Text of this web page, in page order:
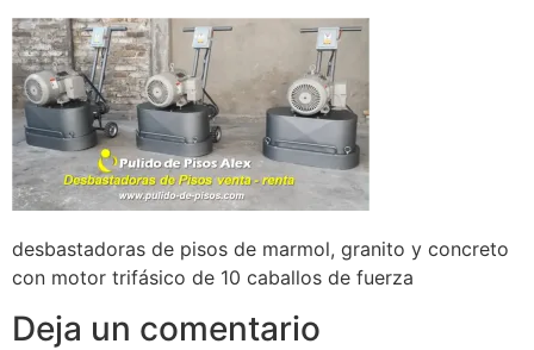
desbastadoras de pisos de marmol, granito y concreto
con motor trifásico de 10 caballos de fuerza
Deja un comentario